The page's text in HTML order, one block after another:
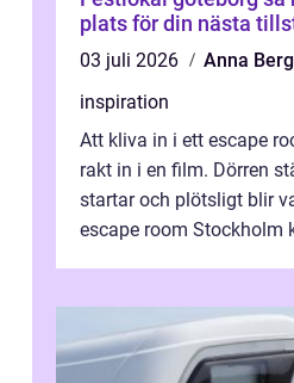
plats för din nästa
03 juli 2026
Anna
inspiration
Att kliva in i ett escape
rakt in i en film. Dörren
startar och plötsligt blir
escape room Stockholm